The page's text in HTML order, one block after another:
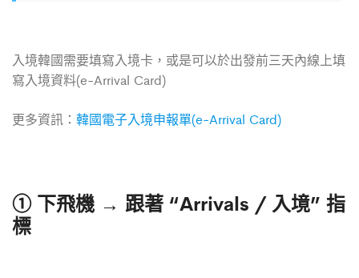
入境韓國需要填寫入境卡，或是可以於出發前三天內線上填
寫入境資料(e-Arrival Card)
更多資訊： 韓國電子入境申報單(e-Arrival Card)
① 下飛機 → 跟著 “Arrivals / 入境” 指
標